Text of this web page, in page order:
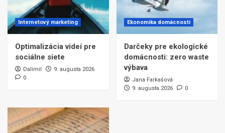
Internetový marketing
Optimalizácia videí pre
sociálne siete
Dalimil
9. augusta 2026
0
Ekonomika domácnosti
Darčeky pre ekologické
domácnosti: zero waste
výbava
Jana Farkašová
9. augusta 2026
0